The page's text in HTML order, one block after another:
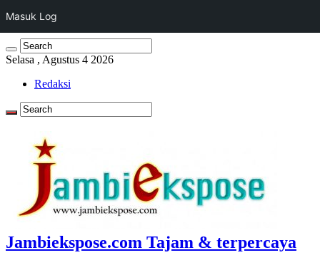
Selasa , Agustus 4 2026
Redaksi
Jambiekspose.com Tajam & terpercaya
Masuk Log